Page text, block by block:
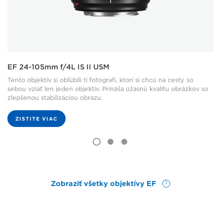
EF 24-105mm f/4L IS II USM
Tento objektív si obľúbili tí fotografi, ktorí si chcú na cesty so
sebou vziať len jeden objektív. Prináša úžasnú kvalitu obrázkov so
zlepšenou stabilizáciou obrazu.
ZISTITE VIAC
Zobraziť všetky objektívy EF